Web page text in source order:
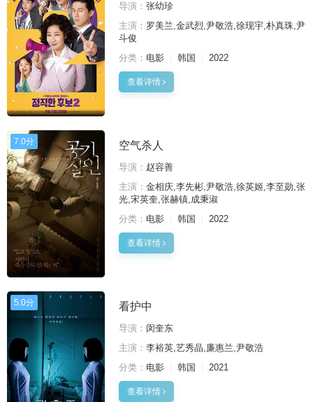
导演： 张幼珍
主演： 罗美兰,金武烈,尹敬浩,徐现宇,朴真珠,尹
斗俊
分类： 电影 韩国 2022
查看详情
7.0分 空气杀人
导演： 赵容善
主演： 金相庆,李先彬,尹敬浩,徐英姬,李至勋,张
光,宋英奎,张赫镇,成秉淑
分类： 电影 韩国 2022
查看详情
5.0分 看护中
导演： 闵奎东
主演： 李裕英,艺秀晶,廉惠兰,尹敬浩
分类： 电影 韩国 2021
查看详情